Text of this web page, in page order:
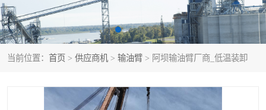
当前位置： 首页 > 供应商机 > 输油臂 > 阿坝输油臂厂商_低温装卸